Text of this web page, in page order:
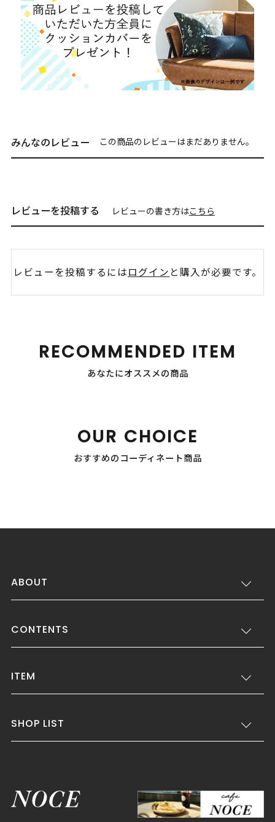
みんなのレビュー この商品のレビューはまだありません。
レビューを投稿する レビューの書き方はこちら
レビューを投稿するにはログイン と購入が必要です。
RECOMMENDED ITEM
あなたにオススメの商品
OUR CHOICE
おすすめのコーディネート商品
ABOUT
CONTENTS
ITEM
SHOP LIST